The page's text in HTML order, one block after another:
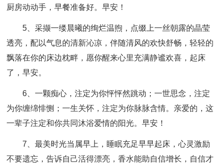
厨房动动手，早餐准备好。早安！
5、采撷一缕晨曦的绚烂温煦，点缀上一丝朝露的晶莹
透亮，配以气息的清新沁凉，伴随清风的欢快舒畅，轻轻的
飘落在你的床边枕畔，愿你醒来心里充满静谧欢喜，起床
了，早安。
6、一颗痴心，注定为你怦怦然跳动；一世思念，注定
为你缠绵悱恻；一生关怀，注定为你脉脉含情。亲爱的，这
一辈子注定和你共同沐浴爱情的阳光。早安！
7、最美时光当属早上，睡眠充足早早起床，心灵激励
不要遗忘，告诉自己活得漂亮，香水能助自信增长，自信才